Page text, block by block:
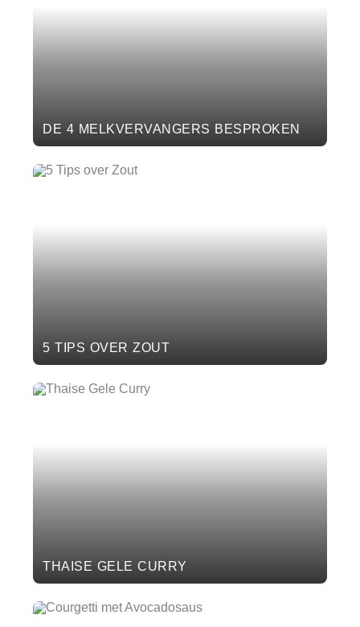
DE 4 MELKVERVANGERS BESPROKEN
5 TIPS OVER ZOUT
THAISE GELE CURRY